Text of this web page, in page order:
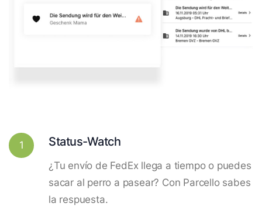
1 Status-Watch
¿Tu envío de FedEx llega a tiempo o puedes
sacar al perro a pasear? Con Parcello sabes
la respuesta.